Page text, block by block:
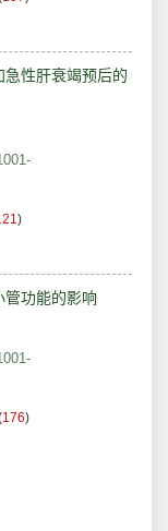
急性肝衰竭预后的
)
功能的影响
176)